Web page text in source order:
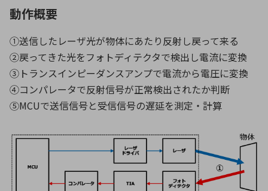
動作概要
①送信したレーザ光が物体にあたり反射し戻って来る
②戻ってきた光をフォトディテクタで検出し電流に変換
③トランスインピーダンスアンプで電流から電圧に変換
④コンパレータで反射信号が正常検出されたか判断
⑤MCUで送信信号と受信信号の遅延を測定・計算